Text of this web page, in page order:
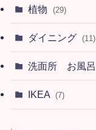
植物 (29)
ダイニング (11)
洗面所 お風呂
IKEA (7)